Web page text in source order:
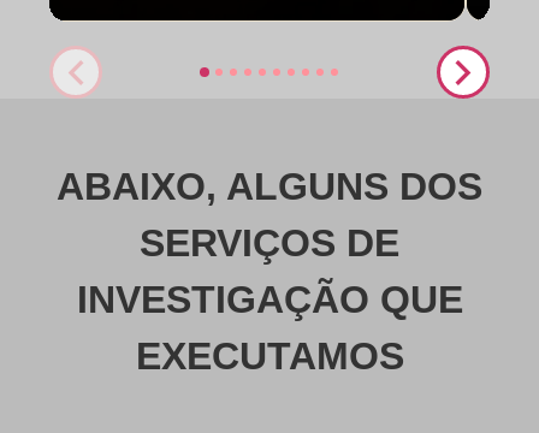
ABAIXO, ALGUNS DOS
SERVIÇOS DE
INVESTIGAÇÃO QUE
EXECUTAMOS